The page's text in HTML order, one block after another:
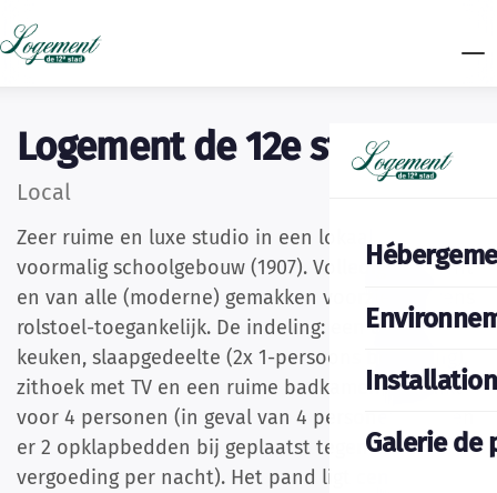
Galerie de
Logement de 12e stad
Local
Zeer ruime en luxe studio in een lokaal van een
voormalig schoolgebouw (1907). Volledig ingericht
en van alle (moderne) gemakken voorzien. Tevens
rolstoel-toegankelijk. De indeling: een eethoek,
keuken, slaapgedeelte (2x 1-persoons boxspring),
zithoek met TV en een ruime badkamer. Geschikt
voor 4 personen (in geval van 4 personen worden
er 2 opklapbedden bij geplaatst tegen een
vergoeding per nacht). Het pand ligt centraal in